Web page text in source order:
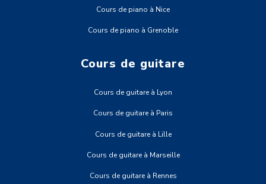
Cours de piano à Nice
Cours de piano à Grenoble
Cours de guitare
Cours de guitare à Lyon
Cours de guitare à Paris
Cours de guitare à Lille
Cours de guitare à Marseille
Cours de guitare à Rennes